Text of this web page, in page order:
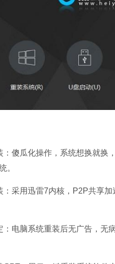
瓜化操作，系统想换就换
。
用迅雷7内核，P2P共享加
脑系统重装后无广告，无